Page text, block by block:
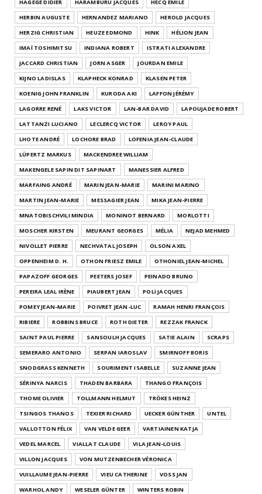
HAGEGE DIDIER
HARAMBURU JACQUES
HECQ EMILE
HERBIN AUGUSTE
HERNANDEZ MARIANO
HEROLD JACQUES
HERZIG CHRISTIAN
HEUZE EDMOND HINK
HÉLION JEAN
IMAÏ TOSHIMITSU
INDIANA ROBERT
ISTRATI ALEXANDRE
JACCARD CHRISTIAN
JORN ASGER
JOURDAN EMILE
KIJNO LADISLAS
KLAPHECK KONRAD
KLASEN PETER
KOENIG JOHN FRANKLIN
KURODA AKI
LAFFON JÉRÉMY
LAGORRE RENÉ
LAKS VICTOR LAN-BAR DAVID
LAPOUJADE ROBERT
LATTANZI LUCIANO
LECLERCQ VICTOR
LEROY PAUL
LHOTE ANDRÉ
LOCHORE BRAD
LOFENIA JEAN-CLAUDE
LÜPERTZ MARKUS
MACKENDREE WILLIAM
MAKENGELE SAPIN DIT SAPINART
MANESSIER ALFRED
MARFAING ANDRÉ
MARIN JEAN-MARIE
MARINI MARINO
MARTIN JEAN-MARIE
MESSAGIER JEAN
MIKA JEAN-PIERRE
MNATOBISCHVILI MINDIA
MONINOT BERNARD
MORLOTTI
MOSCHER KIRSTEN
MEURANT GEORGES MÉLIA
NEJAD MEHMED
NIVOLLET PIERRE
NECHVATAL JOSEPH
OLSON AXEL
OPPENHEIM D. H.
OTHON FRIESZ EMILE
OTHONIEL JEAN-MICHEL
PAPAZOFF GEORGES
PEETERS JOSEF
PEINADO BRUNO
PEREIRA LEAL IRÈNE
PIAUBERT JEAN
POLI JACQUES
POMEY JEAN-MARIE
POIVRET JEAN-LUC
RAMAH HENRI FRANÇOIS
RIBIERE
ROBBINS BRUCE ROTH DIETER
REZZAK FRANCK
SAINT PAUL PIERRE
SANSOULH JACQUES SATIE ALAIN
SCRAPS
SEMERARO ANTONIO
SERPAN IAROSLAV
SMIRNOFF BORIS
SNODGRASS KENNETH
SOURIMENT ISABELLE
SUZANNE JEAN
SÉRINYA NARCIS
THADEN BARBARA
THANGO FRANÇOIS
THOME OLIVIER
TOLLMANN HELMUT
TRÖKES HEINZ
TSINGOS THANOS
TEXIER RICHARD UECKER GÜNTHER
UNTEL
VALLOTTON FÉLIX
VAN VELDE GEER
VARTIAINEN KATJA
VEDEL MARCEL
VIALLAT CLAUDE
VILA JEAN-LOUIS
VILLON JACQUES
VON MUTZENBECHER VÉRONICA
VUILLAUME JEAN-PIERRE
VIEU CATHERINE
VOSS JAN
WARHOL ANDY
WESELER GÜNTER WINTERS ROBIN